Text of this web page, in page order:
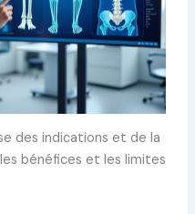
des indications et de la
bénéfices et les limites